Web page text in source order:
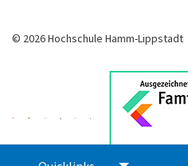
© 2026 Hochschule Hamm-Lippstadt